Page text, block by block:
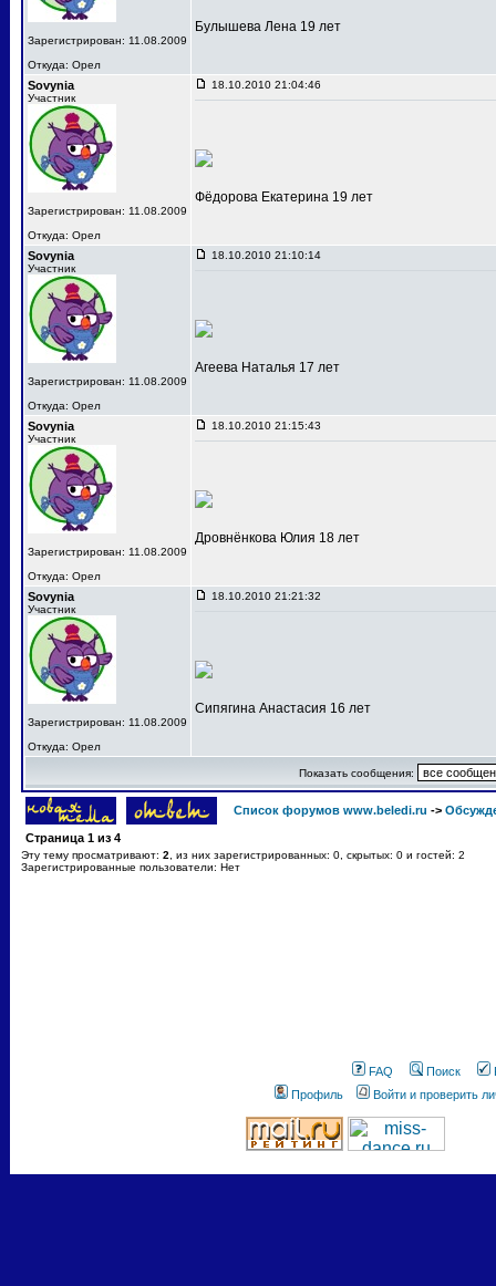
Зарегистрирован: 11.08.2009
Откуда: Орел
Булышева Лена 19 лет
Sovynia
Участник
Зарегистрирован: 11.08.2009
Откуда: Орел
18.10.2010 21:04:46
Фёдорова Екатерина 19 лет
Sovynia
Участник
Зарегистрирован: 11.08.2009
Откуда: Орел
18.10.2010 21:10:14
Агеева Наталья 17 лет
Sovynia
Участник
Зарегистрирован: 11.08.2009
Откуда: Орел
18.10.2010 21:15:43
Дровнёнкова Юлия 18 лет
Sovynia
Участник
Зарегистрирован: 11.08.2009
Откуда: Орел
18.10.2010 21:21:32
Сипягина Анастасия 16 лет
Показать сообщения:
Список форумов www.beledi.ru ->
Страница 1 из 4
Эту тему просматривают: 2 , из них зарегистрированных: 0, скрытых: 0 и гостей: 2
Зарегистрированные пользователи: Нет
FAQ Поиск
Профиль
Войти и проверить